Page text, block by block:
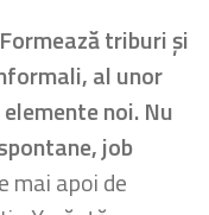
triburi și
al unor
noi. Nu
job
mai apoi de